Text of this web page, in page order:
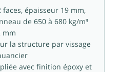
épaisseur 19 mm,
de 650 à 680 kg/m³
mm
la structure par vissage
avec finition époxy et